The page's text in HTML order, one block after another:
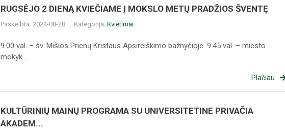
RUGSĖJO 2 DIENĄ KVIEČIAME Į MOKSLO METŲ PRADŽIOS ŠVENTĘ
Paskelbta: 2024-08-28 Kategorija: Kvietimai
9.00 val. – šv. Mišios Prienų Kristaus Apsireiškimo bažnyčioje. 9.45 val. – miesto
mokyk...
Plačiau
KULTŪRINIŲ MAINŲ PROGRAMA SU UNIVERSITETINE PRIVAČIA
AKADEM...